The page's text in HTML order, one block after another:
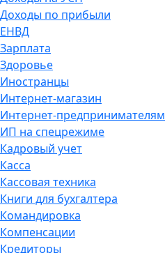
Доходы по прибыли
ЕНВД
Зарплата
Здоровье
Иностранцы
Интернет-магазин
Интернет-предпринимателям
ИП на спецрежиме
Кадровый учет
Касса
Кассовая техника
Книги для бухгалтера
Командировка
Компенсации
Кредиторы